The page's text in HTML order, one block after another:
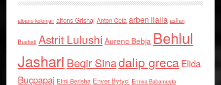
albano kolonjari alfons Grishaj Anton Cefa arben llalla asllan
Bushati Astrit Lulushi Aurenc Bebja Behlul
Jashari Beqir Sinadalip grecaElida
Buçpapaj Elmi Berisha Enver Bytyci Ermira Babamusta